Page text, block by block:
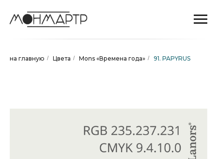
на главную / Цвета / Mons «Времена года» / 91. PAPYRUS